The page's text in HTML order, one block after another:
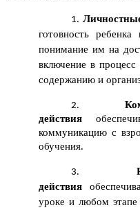
готовность
понимание им на
включение в процесс
содержанию и
действия
коммуникацию с
обучения.
действия
уроке и любом этапе